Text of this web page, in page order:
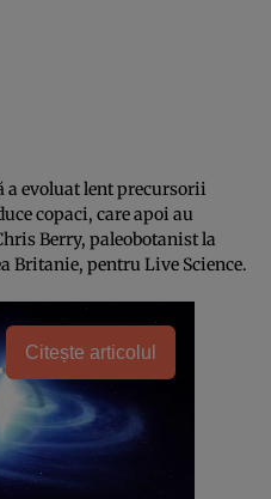
a evoluat lent precursorii
copaci, care apoi au
Berry, paleobotanist la
Britanie, pentru Live Science.
Citește articolul